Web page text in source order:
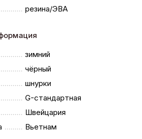
резина/ЭВА
зимний
чёрный
шнурки
G-стандартная
Швейцария
Вьетнам